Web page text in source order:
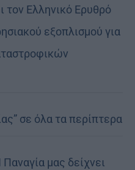
τον Ελληνικό Ερυθρό
εξοπλισμού για
σε όλα τα περίπτερα
μας δείχνει